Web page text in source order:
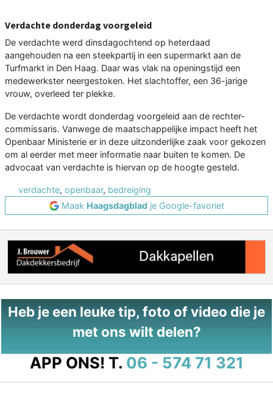
Verdachte donderdag voorgeleid
De verdachte werd dinsdagochtend op heterdaad
aangehouden na een steekpartij in een supermarkt aan de
Turfmarkt in Den Haag. Daar was vlak na openingstijd een
medewerkster neergestoken. Het slachtoffer, een 36-jarige
vrouw, overleed ter plekke.
De verdachte wordt donderdag voorgeleid aan de rechter-
commissaris. Vanwege de maatschappelijke impact heeft het
Openbaar Ministerie er in deze uitzonderlijke zaak voor gekozen
om al eerder met meer informatie naar buiten te komen. De
advocaat van verdachte is hiervan op de hoogte gesteld.
verdachte, openbaar, bedreiging
Maak Haagsdagbladje Google-favoriet
Heb je een leuke tip, foto of video die je
met ons wilt delen?
APP ONS! T. 06 - 574 71 321